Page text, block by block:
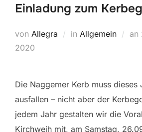
Einladung zum
von Allegra in Allgemein an
2020
Die Naggemer Kerb muss dieses
ausfallen – nicht aber der
jedem Jahr gestalten wir die
Kirchweih mit, am Samstag,